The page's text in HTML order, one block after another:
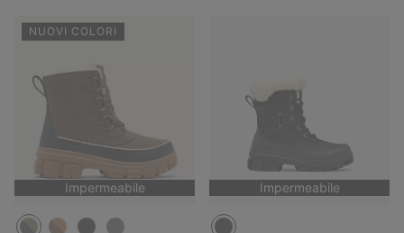
NUOVI COLORI
Impermeabile Impermeabile